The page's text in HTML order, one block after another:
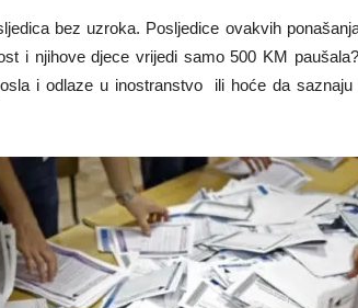
bez uzroka. Posljedice ovakvih
i njihove djece vrijedi samo 500 KM
i odlaze u inostranstvo ili hoće da